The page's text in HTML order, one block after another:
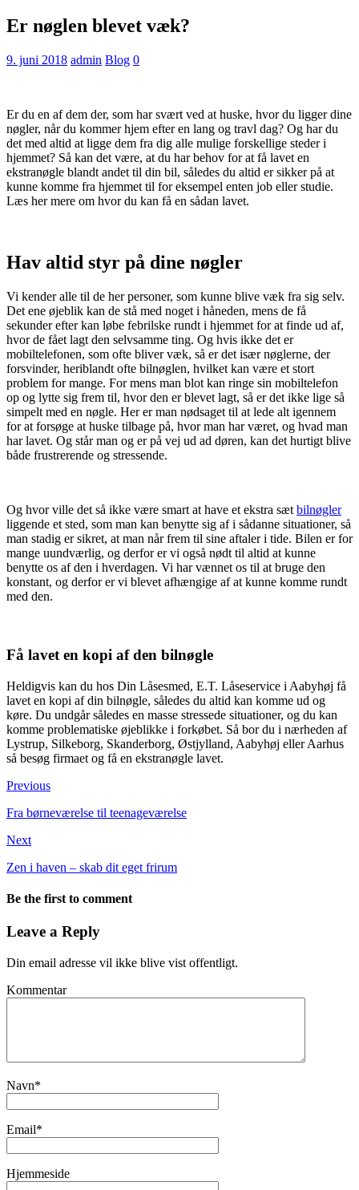
Er nøglen blevet væk?
9. juni 2018 admin Blog 0
Er du en af dem der, som har svært ved at huske, hvor du ligger dine
nøgler, når du kommer hjem efter en lang og travl dag? Og har du
det med altid at ligge dem fra dig alle mulige forskellige steder i
hjemmet? Så kan det være, at du har behov for at få lavet en
ekstranøgle blandt andet til din bil, således du altid er sikker på at
kunne komme fra hjemmet til for eksempel enten job eller studie.
Læs her mere om hvor du kan få en sådan lavet.
Hav altid styr på dine nøgler
Vi kender alle til de her personer, som kunne blive væk fra sig selv.
Det ene øjeblik kan de stå med noget i håneden, mens de få
sekunder efter kan løbe febrilske rundt i hjemmet for at finde ud af,
hvor de fået lagt den selvsamme ting. Og hvis ikke det er
mobiltelefonen, som ofte bliver væk, så er det især nøglerne, der
forsvinder, heriblandt ofte bilnøglen, hvilket kan være et stort
problem for mange. For mens man blot kan ringe sin mobiltelefon
op og lytte sig frem til, hvor den er blevet lagt, så er det ikke lige så
simpelt med en nøgle. Her er man nødsaget til at lede alt igennem
for at forsøge at huske tilbage på, hvor man har været, og hvad man
har lavet. Og står man og er på vej ud ad døren, kan det hurtigt blive
både frustrerende og stressende.
Og hvor ville det så ikke være smart at have et ekstra sæt bilnøgler
liggende et sted, som man kan benytte sig af i sådanne situationer, så
man stadig er sikret, at man når frem til sine aftaler i tide. Bilen er for
mange uundværlig, og derfor er vi også nødt til altid at kunne
benytte os af den i hverdagen. Vi har vænnet os til at bruge den
konstant, og derfor er vi blevet afhængige af at kunne komme rundt
med den.
Få lavet en kopi af den bilnøgle
Heldigvis kan du hos Din Låsesmed, E.T. Låseservice i Aabyhøj få
lavet en kopi af din bilnøgle, således du altid kan komme ud og
køre. Du undgår således en masse stressede situationer, og du kan
komme problematiske øjeblikke i forkøbet. Så bor du i nærheden af
Lystrup, Silkeborg, Skanderborg, Østjylland, Aabyhøj eller Aarhus
så besøg firmaet og få en ekstranøgle lavet.
Previous
Fra børneværelse til teenageværelse
Next
Zen i haven – skab dit eget frirum
Be the first to comment
Leave a Reply
Din email adresse vil ikke blive vist offentligt.
Kommentar
Navn*
Email*
Hjemmeside